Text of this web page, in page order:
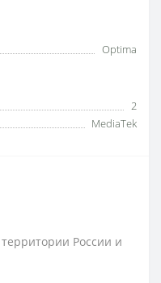
Optima
2
MediaTek
России и